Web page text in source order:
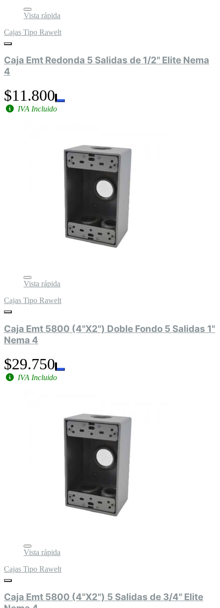
Vista rápida
Cajas Tipo Rawelt
Caja Emt Redonda 5 Salidas de 1/2" Elite Nema
4
$11.800
IVA Incluido
Vista rápida
Cajas Tipo Rawelt
Caja Emt 5800 (4"X2") Doble Fondo 5 Salidas 1"
Nema 4
$29.750
IVA Incluido
Vista rápida
Cajas Tipo Rawelt
Caja Emt 5800 (4"X2") 5 Salidas de 3/4" Elite